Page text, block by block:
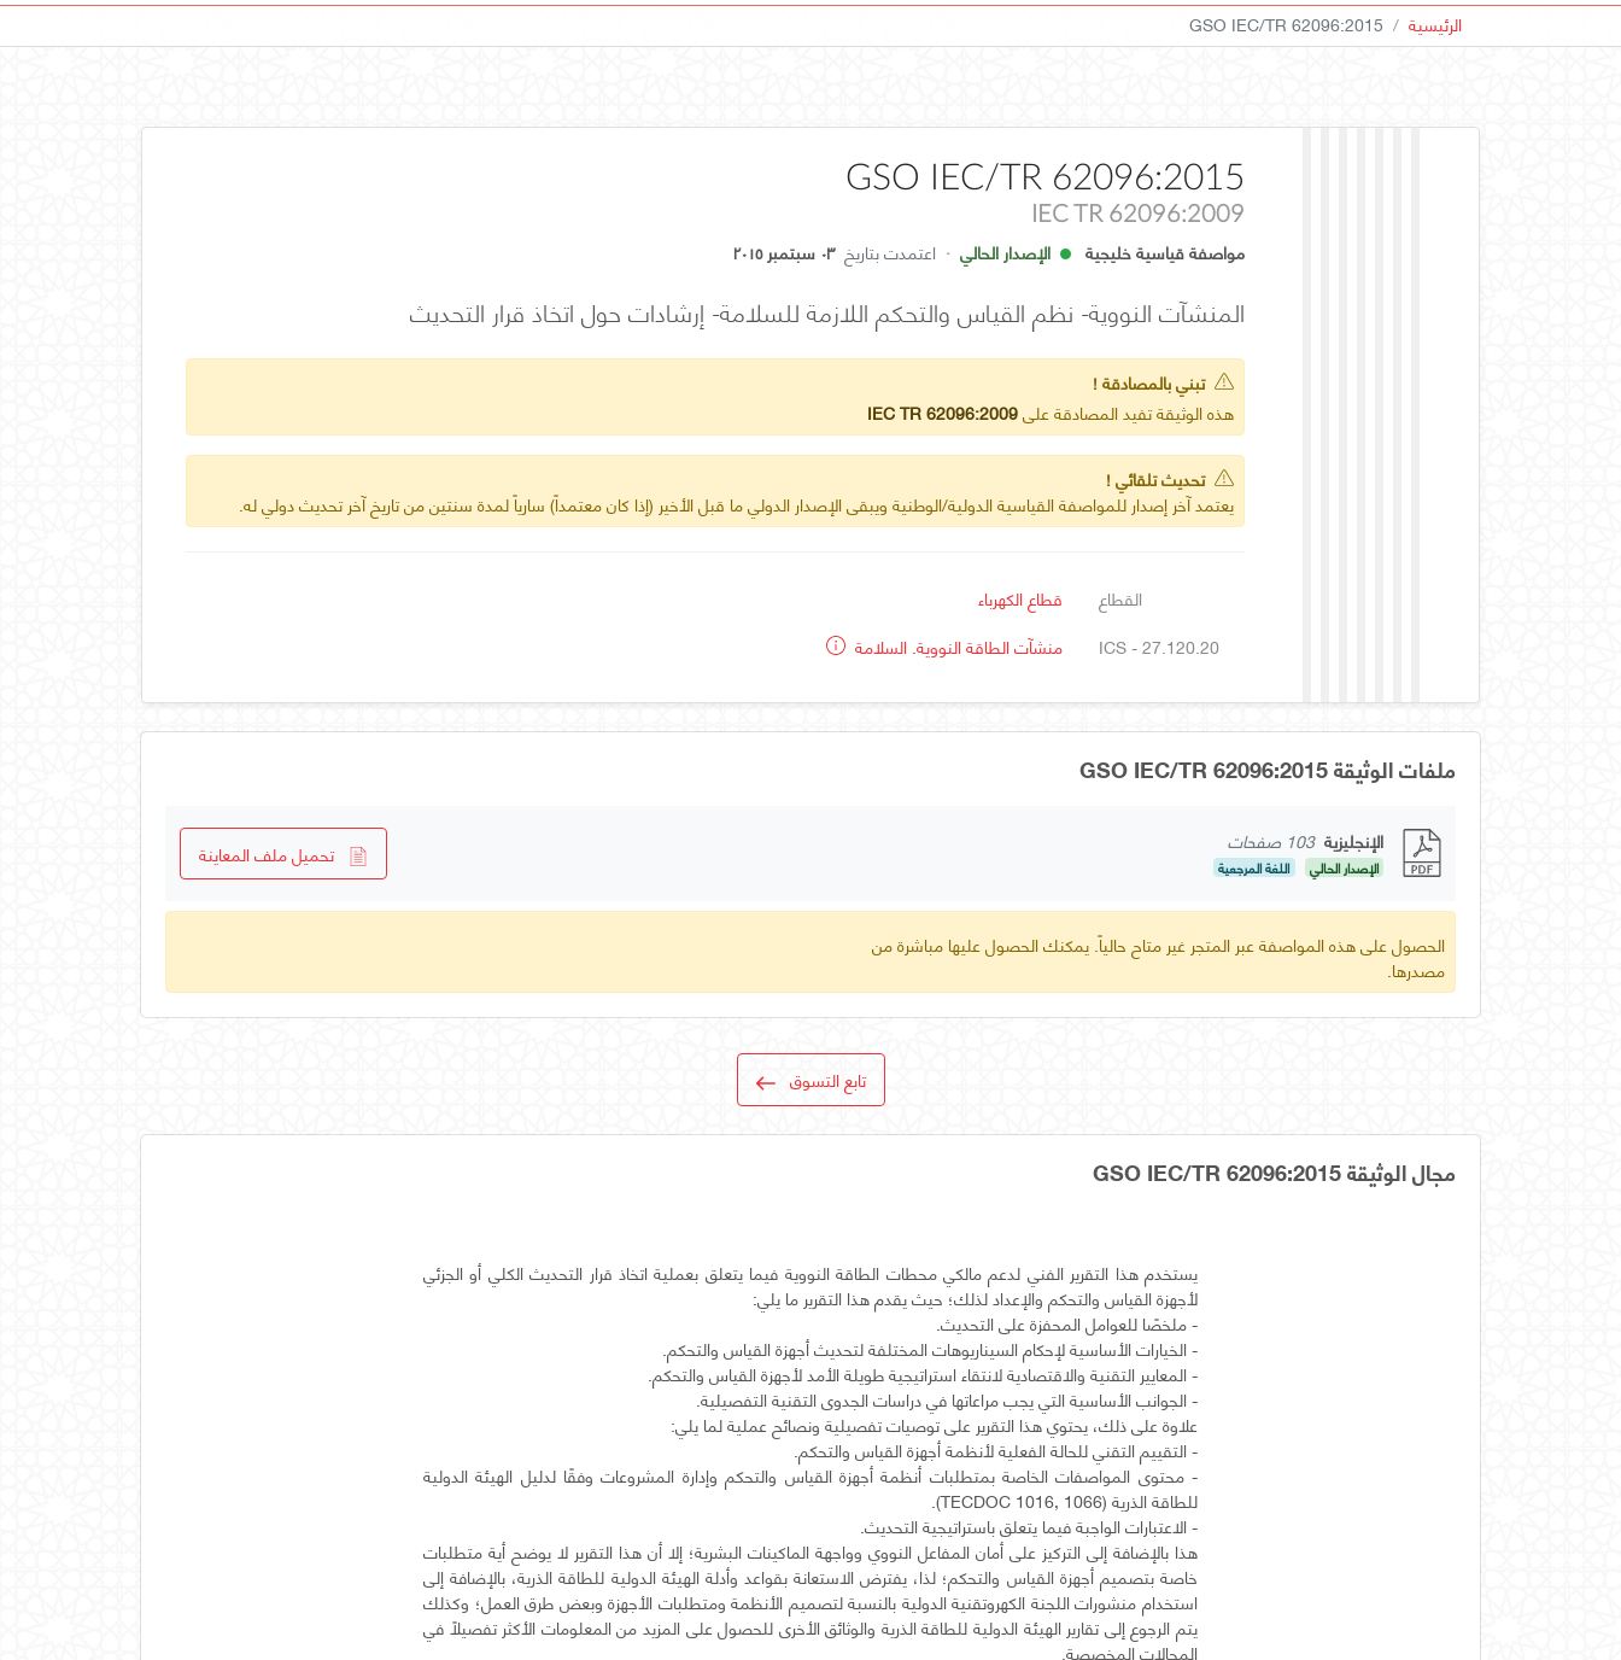
الرئيسية GSO IEC/TR 62096:2015
GSO IEC/TR 62096:2015
IEC TR 62096:2009
مواصفة قياسية خليجية الإصدار الحالي · اعتمدت بتاريخ ٠٣ سبتمبر ٢٠١٥
المنشآت النووية- نظم القياس والتحكم اللازمة للسلامة- إرشادات حول اتخاذ قرار التحديث
تبني بالمصادقة !
هذه الوثيقة تفيد المصادقة علىIEC TR 62096:2009
تحديث تلقائي !
يعتمد آخر إصدار للمواصفة القياسية الدولية/الوطنية ويبقى الإصدار الدولي ما قبل الأخير (إذا كان معتمداً) سارياً لمدة سنتين من تاريخ آخر تحديث دولي له.
القطاع
قطاع الكهرباء
ICS - 27.120.20
منشآت الطاقة النووية. السلامة
ملفات الوثيقة GSO IEC/TR 62096:2015
الإنجليزية 103 صفحات
الإصدار الحالي اللغة المرجعية تحميل ملف المعاينة
الحصول على هذه المواصفة عبر المتجر غير متاح حالياً. يمكنك الحصول عليها مباشرة من
مصدرها.
تابع التسوق
مجال الوثيقة GSO IEC/TR 62096:2015
يستخدم هذا التقرير الفني لدعم مالكي محطات الطاقة النووية فيما يتعلق بعملية اتخاذ قرار التحديث الكلي أو الجزئي
- محتوى المواصفات الخاصة بمتطلبات أنظمة أجهزة القياس والتحكم وإدارة المشروعات وفقًا لدليل الهيئة الدولية
هذا بالإضافة إلى التركيز على أمان المفاعل النووي وواجهة الماكينات البشرية؛ إلا أن هذا التقرير لا يوضح أية متطلبات
خاصة بتصميم أجهزة القياس والتحكم؛ لذا، يفترض الاستعانة بقواعد وأدلة الهيئة الدولية للطاقة الذرية، بالإضافة إلى
استخدام منشورات اللجنة الكهروتقنية الدولية بالنسبة لتصميم الأنظمة ومتطلبات الأجهزة وبعض طرق العمل؛ وكذلك
يتم الرجوع إلى تقارير الهيئة الدولية للطاقة الذرية والوثائق الأخرى للحصول على المزيد من المعلومات الأكثر تفصيلاً في